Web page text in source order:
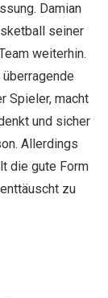
Damian
seiner
weiterhin.
Spieler, macht
und sicher
Allerdings
die gute Form
zu